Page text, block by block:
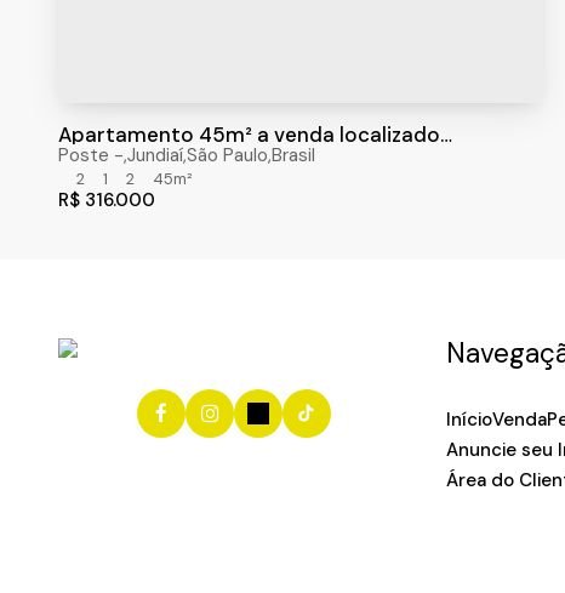
Apartamento 45m² a venda localizado
Condomínio Jardim das Tulipas Jundiaí- SP
R$ 316.000
Poste ,Jundiaí,São Paulo,Brasil
2 1 2 45m²
InícioVenda
Anuncie seu
Área do